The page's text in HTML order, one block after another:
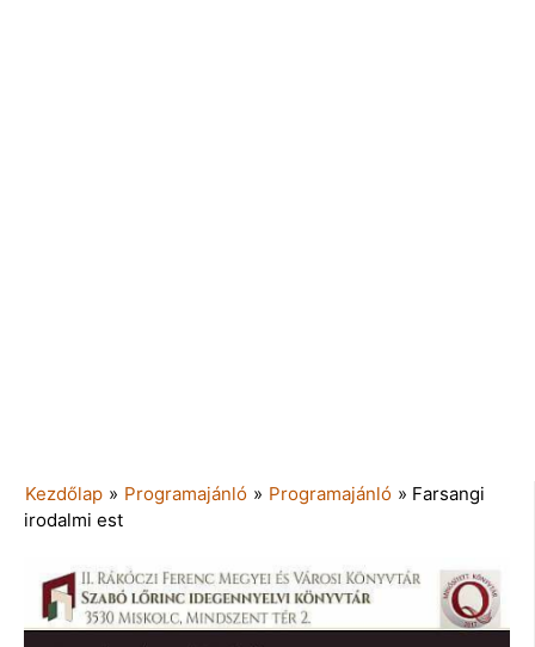
Kezdőlap » Programajánló » Programajánló » Farsangi
irodalmi est